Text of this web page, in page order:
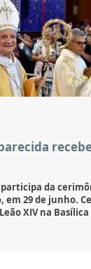
da
em 29 de junho.
XIV na Basílica